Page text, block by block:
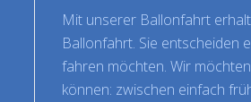
Mit unserer Ballonfahrt
Ballonfahrt. Sie entscheiden
fahren möchten. Wir
können: zwischen einfach